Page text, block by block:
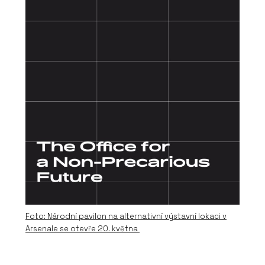
Foto: Národní pavilon na alternativní výstavní lokaci v
Arsenale se otevře 20. května